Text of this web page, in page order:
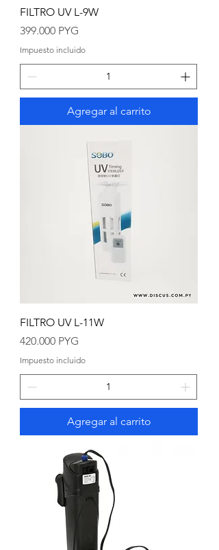
FILTRO UV L-9W
Precio
399.000 PYG
Impuesto incluido
Agregar al carrito
FILTRO UV L-11W
Precio
420.000 PYG
Impuesto incluido
Agregar al carrito